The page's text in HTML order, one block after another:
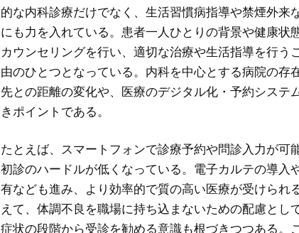
的な内科診療だけでなく、生活習慣病指導や禁煙外来
にも力を入れている。患者一人ひとりの背景や健康状
カウンセリングを行い、適切な治療や生活指導を行う
由のひとつとなっている。内科を中心とする病院の存
先との距離の変化や、医療のデジタル化・予約システ
きポイントである。
たとえば、スマートフォンで診療予約や問診入力が可
初診のハードルが低くなっている。電子カルテの導入
有なども進み、より効率的で質の高い医療が受けられ
えて、体調不良を職場に持ち込まないための配慮とし
症状の段階から受診を勧める意識も根づきつつある。